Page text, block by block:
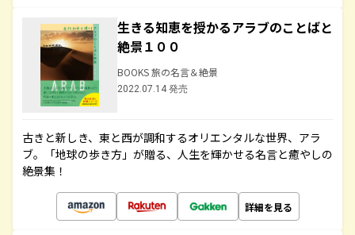
生きる知恵を授かるアラブのことばと
絶景１００
BOOKS 旅の名言＆絶景
2022.07.14 発売
古きと新しき、東と西が調和するオリエンタルな世界、アラ
ブ。「地球の歩き方」が贈る、人生を輝かせる名言と癒やしの
絶景集！
詳細を見る